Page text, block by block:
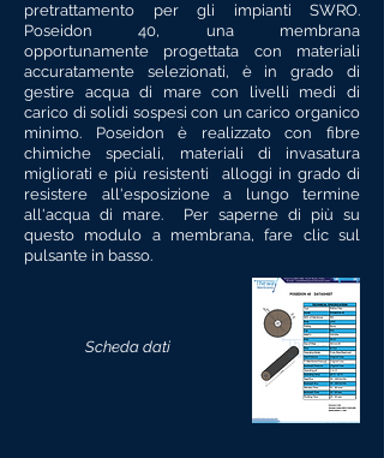
pretrattamento per gli impianti SWRO.
Poseidon 40, una membrana
opportunamente progettata con materiali
accuratamente selezionati, è in grado di
gestire acqua di mare con livelli medi di
carico di solidi sospesi con un carico organico
minimo. Poseidon è realizzato con fibre
chimiche speciali, materiali di invasatura
migliorati e più resistenti alloggi in grado di
resistere all'esposizione a lungo termine
all'acqua di mare. Per saperne di più su
questo modulo a membrana, fare clic sul
pulsante in basso.
Scheda dati